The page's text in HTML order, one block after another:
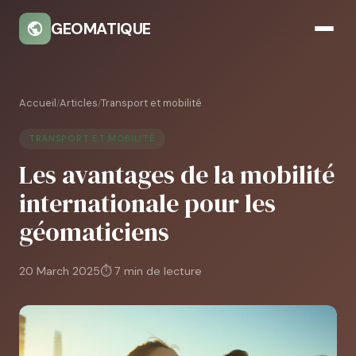
GEOMATIQUE
Accueil/Articles/Transport et mobilité
TRANSPORT ET MOBILITÉ
Les avantages de la mobilité
internationale pour les
géomaticiens
20 March 2025⏱ 7 min de lecture